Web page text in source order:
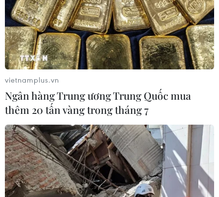
WHO đánh giá cao nỗ lực của Việt Nam
trong phòng chống dịch COVID-19
07/03/2020 23:36
vietnamplus.vn
Ngân hàng Trung ương Trung Quốc mua
thêm 20 tấn vàng trong tháng 7